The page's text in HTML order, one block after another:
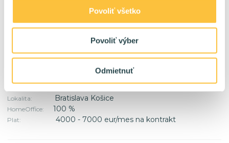
Povoliť všetko
Povoliť výber
Odmietnuť
HomeOffice: 20 %
Plat: 4400 - 8000 eur/mes na kontrakt
Lokalita: Bratislava Košice
HomeOffice: 100 %
Plat: 4000 - 7000 eur/mes na kontrakt